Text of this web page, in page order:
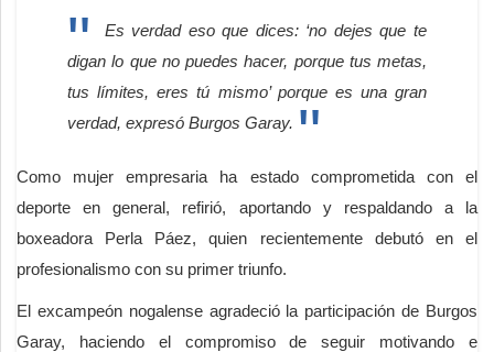
Es verdad eso que dices: ‘no dejes que te
digan lo que no puedes hacer, porque tus metas,
tus límites, eres tú mismo’ porque es una gran
verdad, expresó Burgos Garay.
Como mujer empresaria ha estado comprometida con el
deporte en general, refirió, aportando y respaldando a la
boxeadora Perla Páez, quien recientemente debutó en el
profesionalismo con su primer triunfo.
El excampeón nogalense agradeció la participación de Burgos
Garay, haciendo el compromiso de seguir motivando e